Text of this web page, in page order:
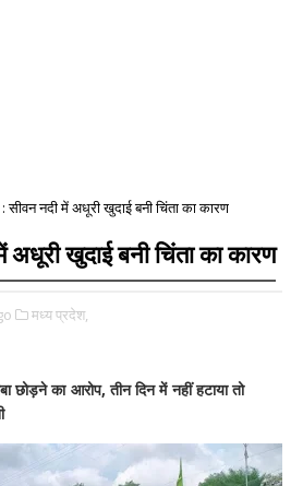
: सीवन नदी में अधूरी खुदाई बनी चिंता का कारण
अधूरी खुदाई बनी चिंता का कारण
मध्य प्रदेश,
छोड़ने का आरोप, तीन दिन में नहीं हटाया तो